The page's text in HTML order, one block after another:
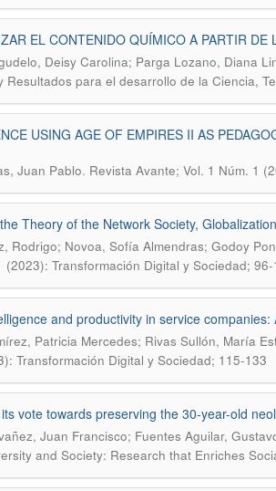
EL CONTENIDO QUÍMICO A PARTIR
Deisy Carolina; Parga Lozano, Diana
Resultados para el desarrollo de la Ciencia,
USING AGE OF EMPIRES II AS
Juan Pablo. Revista Avante; Vol. 1 Núm. 1
Theory of the Network Society,
Rodrigo; Novoa, Sofía Almendras; Godoy
(2023): Transformación Digital y Sociedad; 96-
and productivity in service
Patricia Mercedes; Rivas Sullón, María
Transformación Digital y Sociedad; 115-133
vote towards preserving the 30-year-old
Juan Francisco; Fuentes Aguilar,
and Society: Research that Enriches